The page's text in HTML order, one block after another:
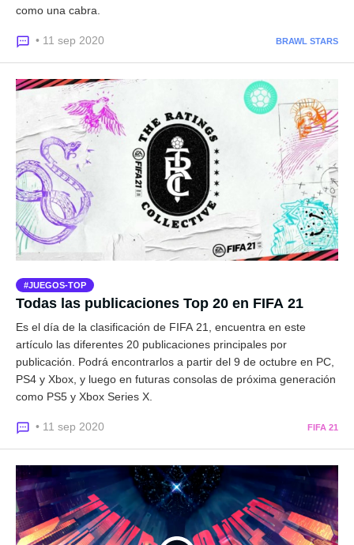
como una cabra.
• 11 sep 2020 BRAWL STARS
JUEGOS-TOP
Todas las publicaciones Top 20 en FIFA 21
Es el día de la clasificación de FIFA 21, encuentra en este
artículo las diferentes 20 publicaciones principales por
publicación. Podrá encontrarlos a partir del 9 de octubre en PC,
PS4 y Xbox, y luego en futuras consolas de próxima generación
como PS5 y Xbox Series X.
• 11 sep 2020 FIFA 21